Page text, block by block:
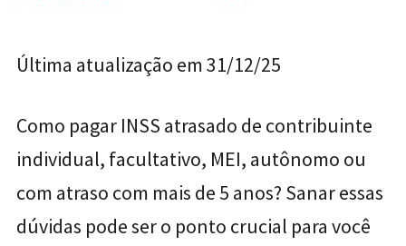
Última atualização em 31/12/25
Como pagar INSS atrasado de contribuinte
individual, facultativo, MEI, autônomo ou
com atraso com mais de 5 anos? Sanar essas
dúvidas pode ser o ponto crucial para você